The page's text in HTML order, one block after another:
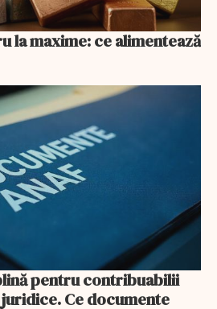
la maxime: ce alimentează
pentru contribuabilii
Ce documente